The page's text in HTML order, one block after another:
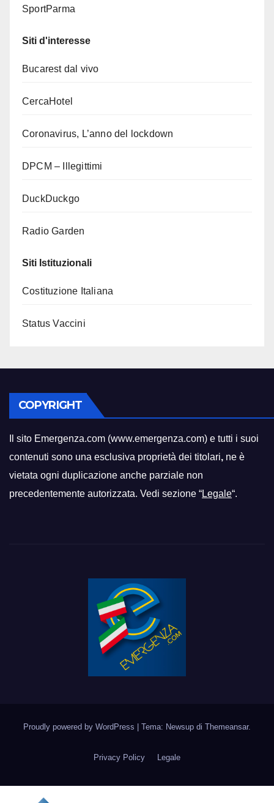
SportParma
Siti d'interesse
Bucarest dal vivo
CercaHotel
Coronavirus, L’anno del lockdown
DPCM – Illegittimi
DuckDuckgo
Radio Garden
Siti Istituzionali
Costituzione Italiana
Status Vaccini
COPYRIGHT
Il sito Emergenza.com (www.emergenza.com) e tutti i suoi
contenuti sono una esclusiva proprietà dei titolari, ne è
vietata ogni duplicazione anche parziale non
precedentemente autorizzata. Vedi sezione “Legale“.
Proudly powered by WordPress Tema: Newsup di Themeansar.
Privacy Policy Legale